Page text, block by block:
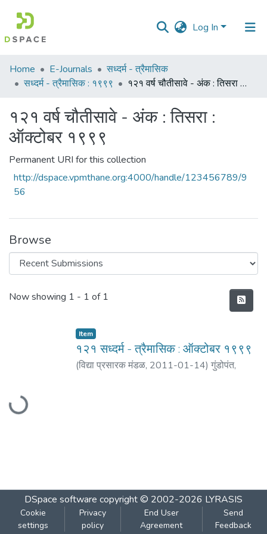
Log In
Communities
&
All of DSpace
Home E-Journals
सध्दर्म - त्रैमासिक
सध्दर्म - त्रैमासिक : १९९९
१२१ वर्ष चौतीसावे - अंक : तिसरा : ऑक्टोबर १९९९
१२१ वर्ष चौतीसावे - अंक : तिसरा :
ऑक्टोबर १९९९
Permanent URI for this collection
http://dspace.vpmthane.org:4000/handle/123456789/9
56
Browse
Recent Submissions
Now showing 1 - 1 of 1
Loading...
Item
१२१ सध्दर्म - त्रैमासिक : ऑक्टोबर १९९९
(विद्या प्रसारक मंडळ, 2011-01-14) गुंडोपंत,
DSpace software copyright © 2002-2026 LYRASIS
Cookie
settings
Privacy
policy
End User
Agreement
Send
Feedback